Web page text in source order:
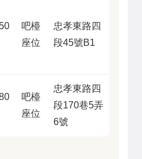
吧檯
座位
忠孝東路四
段45號B1
吧檯
座位
忠孝東路四
段170巷5弄
6號